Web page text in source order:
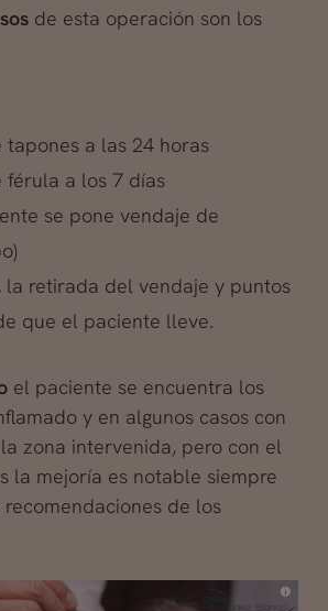
de esta operación son los
tapones a las 24 horas
férula a los 7 días
se pone vendaje de
la retirada del vendaje y puntos
que el paciente lleve.
el paciente se encuentra los
y en algunos casos con
zona intervenida, pero con el
la mejoría es notable siempre
de los